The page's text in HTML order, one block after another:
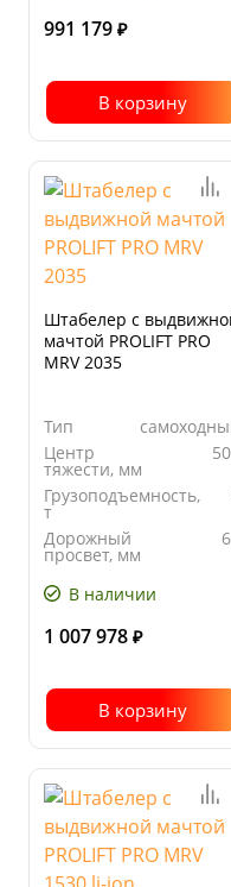
991 179 ₽
В корзину
Штабелер с
мачтой PROLIFT PRO
MRV 2035
Тип
Центр
тяжести, мм
Грузоподъемность,
т
Дорожный
просвет, мм
В наличии
1 007 978 ₽
В корзину